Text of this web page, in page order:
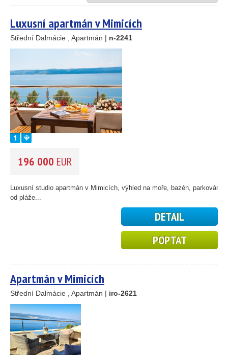
23
24
15
41
Investiční projekt
Stavební pozemek
VZDÁLENOST OD MOŘE DO(m)
OBLAST(můžete vybrat více položek)
Istrie (3)
Kvarner
Jižní Dalmácie
CENA(vyberte rozsah)
Luxusní apartmán v Mimicích
Střední Dalmácie , Apartmán | n-2241
196 000 EUR
Luxusní studio apartmán v Mimicích, výhled na moře, bazén, parkování,
od pláže...
DETAIL
POPTAT
Apartmán v Mimicích
Střední Dalmácie , Apartmán | iro-2621